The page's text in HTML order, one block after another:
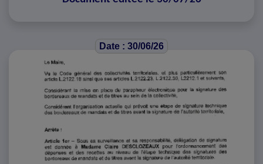
Date : 30/06/26